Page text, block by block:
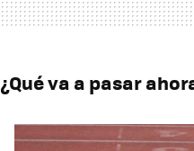
¿Qué va a pasar